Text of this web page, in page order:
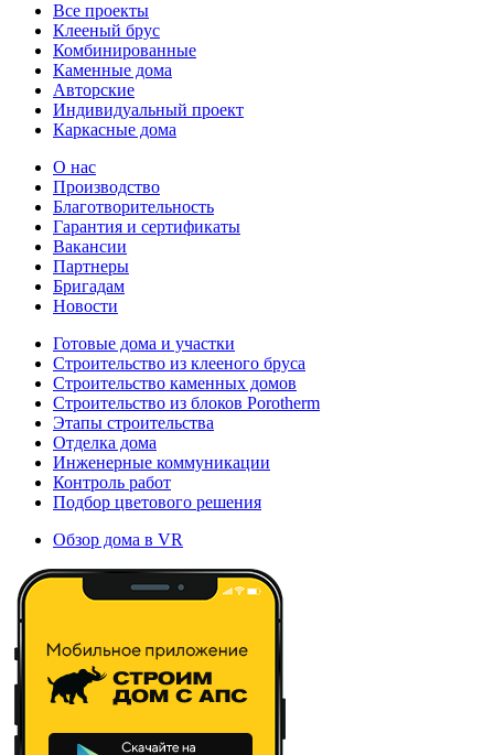
Все проекты
Клееный брус
Комбинированные
Каменные дома
Авторские
Индивидуальный проект
Каркасные дома
О нас
Производство
Благотворительность
Гарантия и сертификаты
Вакансии
Партнеры
Бригадам
Новости
Готовые дома и участки
Строительство из клееного бруса
Строительство каменных домов
Строительство из блоков Porotherm
Этапы строительства
Отделка дома
Инженерные коммуникации
Контроль работ
Подбор цветового решения
Обзор дома в VR